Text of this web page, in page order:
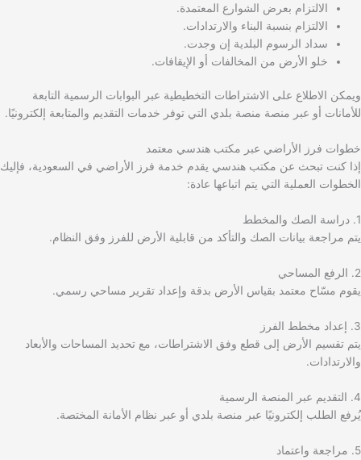
الالتزام بعرض الشوارع المعتمدة.
الالتزام بنسبة البناء والارتدادات.
سداد الرسوم البلدية إن وجدت.
خلو الأرض من المخالفات أو الإيقافات.
ويمكن الاطلاع على الاشتراطات التخطيطية عبر البوابات الرسمية التابعة
للأمانات أو عبر منصة منصة بلدي التي توفر خدمات التقديم والمتابعة إلكترونيًا.
خطوات فرز الأراضي عبر مكتب هندسي معتمد
إذا كنت تبحث عن مكتب هندسي يقدم خدمة فرز الأراضي في السعودية، فإليك
الخطوات العملية التي يتم اتباعها عادة:
1. دراسة الصك والمخطط
يتم مراجعة بيانات الصك والتأكد من قابلية الأرض للفرز وفق النظام.
2. الرفع المساحي
يقوم مسّاح معتمد بقياس الأرض بدقة وإعداد تقرير مساحي رسمي.
3. إعداد مخطط الفرز
يتم تقسيم الأرض إلى قطع وفق الاشتراطات، مع تحديد المساحات والأبعاد
والارتدادات.
4. التقديم عبر المنصة الرسمية
يُرفع الطلب إلكترونيًا عبر منصة بلدي أو عبر نظام الأمانة المختصة.
5. مراجعة واعتماد